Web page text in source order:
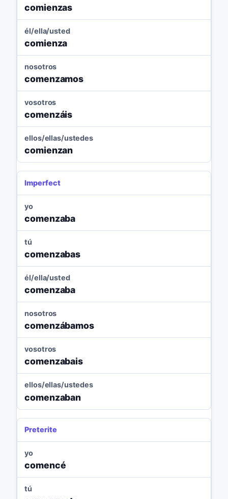
comienzas
él/ella/usted
comienza
nosotros
comenzamos
vosotros
comenzáis
ellos/ellas/ustedes
comienzan
Imperfect
yo
comenzaba
tú
comenzabas
él/ella/usted
comenzaba
nosotros
comenzábamos
vosotros
comenzabais
ellos/ellas/ustedes
comenzaban
Preterite
yo
comencé
tú